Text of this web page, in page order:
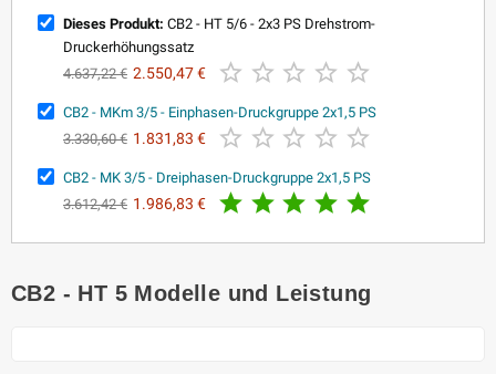
Dieses Produkt: CB2 - HT 5/6 - 2x3 PS Drehstrom-
Druckerhöhungssatz
4.637,22 € 2.550,47 €     
CB2 - MKm 3/5 - Einphasen-Druckgruppe 2x1,5 PS
3.330,60 € 1.831,83 €     
CB2 - MK 3/5 - Dreiphasen-Druckgruppe 2x1,5 PS
3.612,42 € 1.986,83 €     
CB2 - HT 5 Modelle und Leistung